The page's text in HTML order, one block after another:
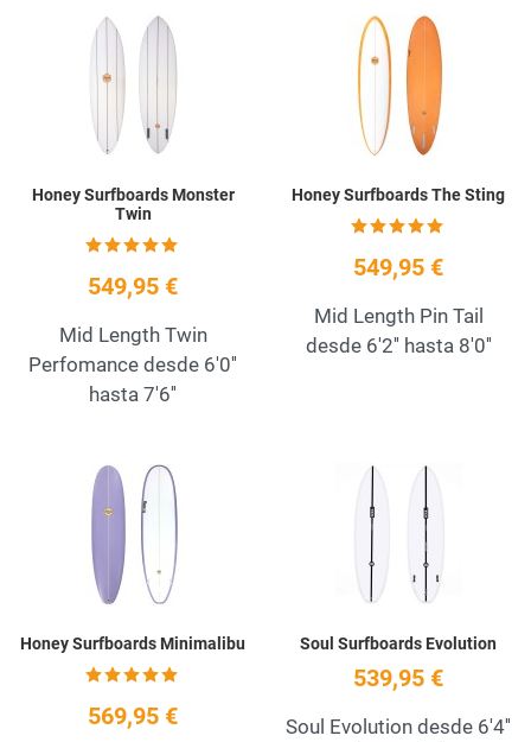
Add to Wishlist
Honey Surfboards Monster
Twin
549,95 €
Mid Length Twin
Perfomance desde 6'0''
hasta 7'6''
Honey Surfboards The Sting
549,95 €
Mid Length Pin Tail
desde 6'2'' hasta 8'0''
Add to Wishlist
Honey Surfboards Minimalibu
569,95 €
Soul Surfboards Evolution
539,95 €
Soul Evolution desde 6'4''